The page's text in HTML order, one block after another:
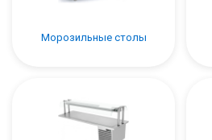
Морозильные столы